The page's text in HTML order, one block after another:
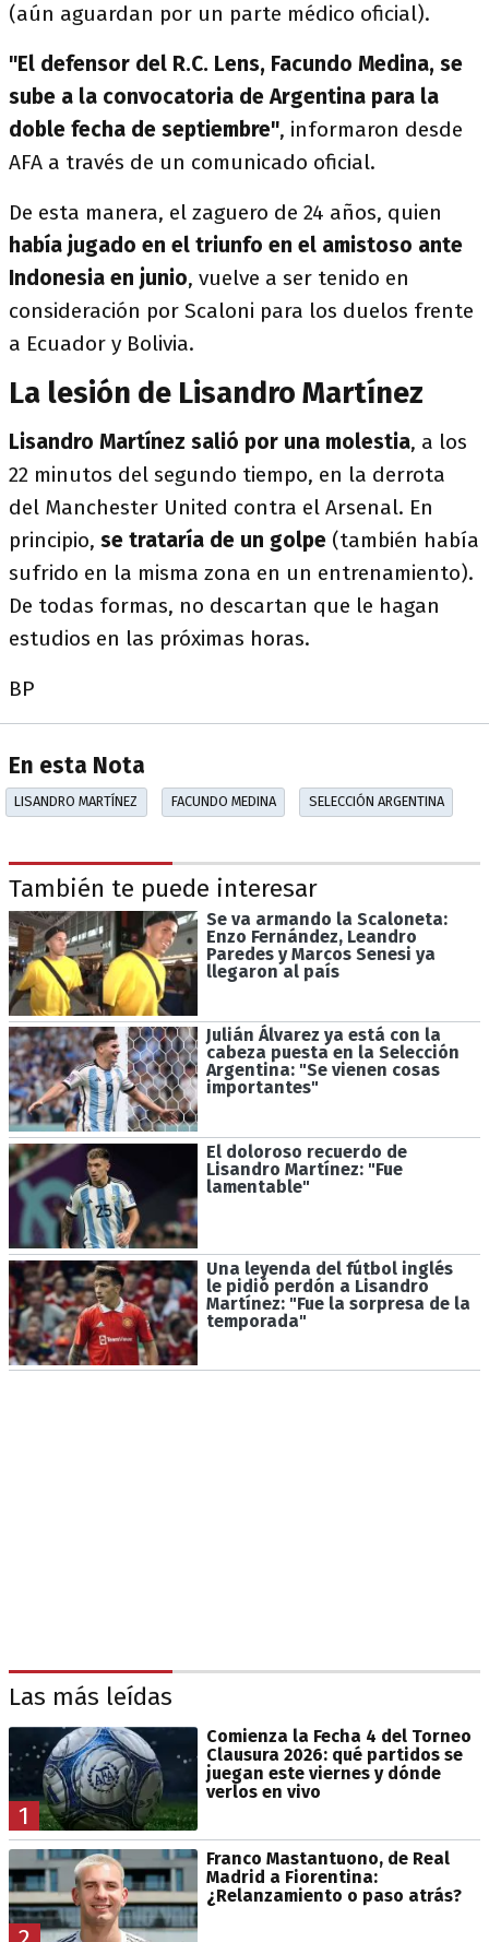
(aún aguardan por un parte médico oficial).
"El defensor del R.C. Lens, Facundo Medina, se
sube a la convocatoria de Argentina para la
doble fecha de septiembre", informaron desde
AFA a través de un comunicado oficial.
De esta manera, el zaguero de 24 años, quien
había jugado en el triunfo en el amistoso ante
Indonesia en junio, vuelve a ser tenido en
consideración por Scaloni para los duelos frente
a Ecuador y Bolivia.
La lesión de Lisandro Martínez
Lisandro Martínez salió por una molestia, a los
22 minutos del segundo tiempo, en la derrota
del Manchester United contra el Arsenal. En
principio, se trataría de un golpe (también había
sufrido en la misma zona en un entrenamiento).
De todas formas, no descartan que le hagan
estudios en las próximas horas.
BP
En esta Nota
LISANDRO MARTÍNEZ FACUNDO MEDINA SELECCIÓN ARGENTINA
También te puede interesar
Se va armando la Scaloneta:
Enzo Fernández, Leandro
Paredes y Marcos Senesi ya
llegaron al país
Julián Álvarez ya está con la
cabeza puesta en la Selección
Argentina: "Se vienen cosas
importantes"
El doloroso recuerdo de
Lisandro Martínez: "Fue
lamentable"
Una leyenda del fútbol inglés
le pidió perdón a Lisandro
Martínez: "Fue la sorpresa de la
temporada"
Las más leídas
1
Comienza la Fecha 4 del Torneo
Clausura 2026: qué partidos se
juegan este viernes y dónde
verlos en vivo
Franco Mastantuono, de Real
Madrid a Fiorentina:
¿Relanzamiento o paso atrás?